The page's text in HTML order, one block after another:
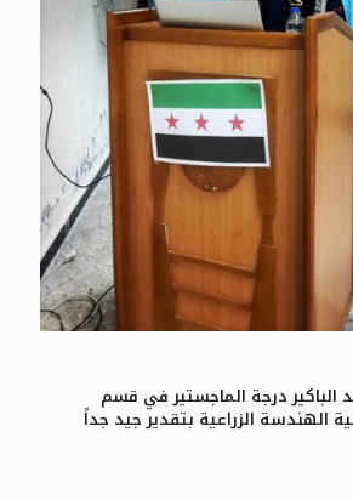
الباكير درجة الماجستير في قسم
الهندسة الزراعية بتقدير جيد جداً